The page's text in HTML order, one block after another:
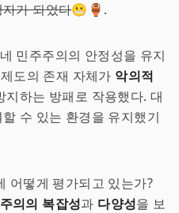
가 되었다😬🏺.
민주주의의 안정성을 유지
도의 존재 자체가 악의적
지하는 방패로 작용했다. 대
수 있는 환경을 유지했기
어떻게 평가되고 있는가?
의의 복잡성과 다양성을 보